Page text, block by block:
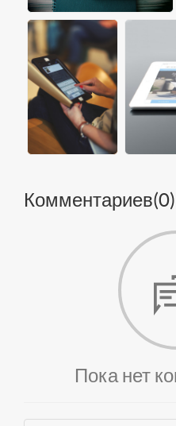
Комментариев(0)
Пока нет